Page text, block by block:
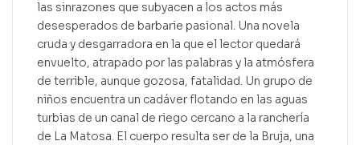
las sinrazones que subyacen a los actos más
desesperados de barbarie pasional. Una novela
cruda y desgarradora en la que el lector quedará
envuelto, atrapado por las palabras y la atmósfera
de terrible, aunque gozosa, fatalidad. Un grupo de
niños encuentra un cadáver flotando en las aguas
turbias de un canal de riego cercano a la ranchería
de La Matosa. El cuerpo resulta ser de la Bruja, una